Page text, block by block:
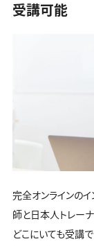
受講可能
完全オンラインの
師と日本人トレー
どこにいても受講